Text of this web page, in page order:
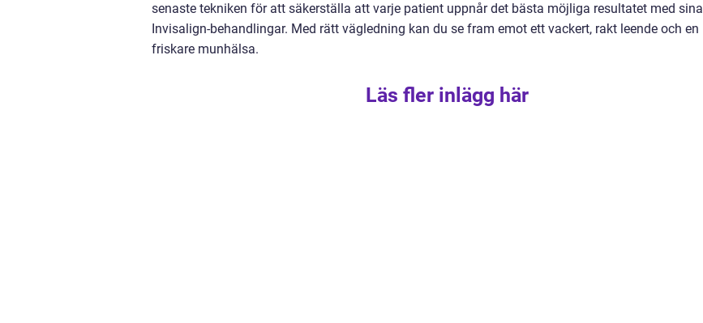
senaste tekniken för att säkerställa att varje patient uppnår det bästa möjliga resultatet med sina
Invisalign-behandlingar. Med rätt vägledning kan du se fram emot ett vackert, rakt leende och en
friskare munhälsa.
Läs fler inlägg här